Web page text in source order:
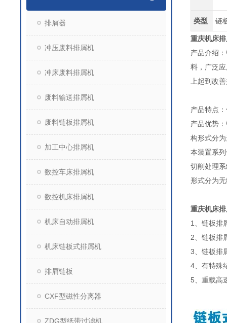
排屑器
冲压废料排屑机
冲床废料排屑机
废料输送排屑机
废料链板排屑机
加工中心排屑机
数控车床排屑机
数控机床排屑机
机床自动排屑机
机床链板式排屑机
排屑链板
CXF型磁性分离器
ZDG型纸带过滤机
类型 链
重庆机床
产品介绍
料，广泛
上起到改
产品特点
产品优势
构形式分
本装置系
切削处理
形式分为
重庆机床
1、链板排
2、链板排
3、链板排
4、有特殊
5、重载高